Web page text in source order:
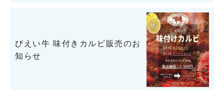
びえい牛 味付きカルビ販売のお
知らせ